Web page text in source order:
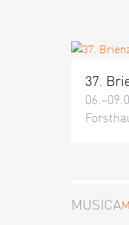
37.
MUSICA